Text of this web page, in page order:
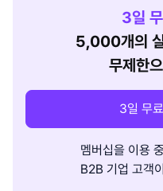
3일
5,000개의
무제한
3일 무
멤버십을 이용
B2B 기업 고객